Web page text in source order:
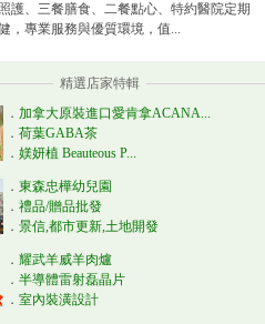
護、三餐膳食、二餐點心、特約醫院定期
，專業服務與優質環境，值...
精選店家特輯
． 加拿大原裝進口愛肯拿ACANA...
． 荷葉GABA茶
． 媄妍植 Beauteous P...
． 東森忠樺幼兒園
． 禮品/贈品批發
． 景信,都市更新,土地開發
． 耀武羊威羊肉爐
． 半導體雷射磊晶片
． 室內裝潢設計